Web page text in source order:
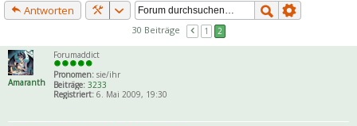
Antworten
30 Beiträge 1 2
Amaranth
Forumaddict
Pronomen: sie/ihr
Beiträge: 3233
Registriert: 6. Mai 2009, 19:30